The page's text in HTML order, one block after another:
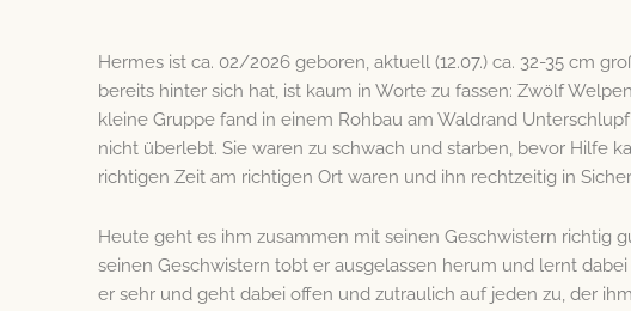
Hermes ist ca. 02/2026 geboren, aktuell (12.07.) ca. 32-35 cm
bereits hinter sich hat, ist kaum in Worte zu fassen: Zwölf
kleine Gruppe fand in einem Rohbau am Waldrand
nicht überlebt. Sie waren zu schwach und starben, bevor Hilfe
richtigen Zeit am richtigen Ort waren und ihn rechtzeitig in
Heute geht es ihm zusammen mit seinen Geschwistern richtig
seinen Geschwistern tobt er ausgelassen herum und lernt
er sehr und geht dabei offen und zutraulich auf jeden zu, der